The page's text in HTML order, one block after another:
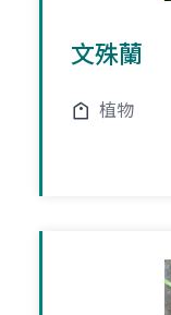
文殊蘭
植物